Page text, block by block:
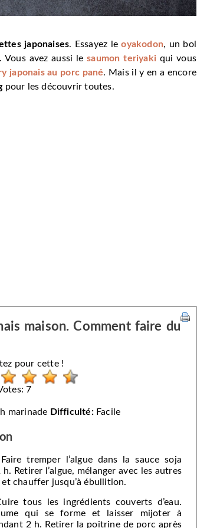
japonaises. Essayez leoyakodon, un bol
avez aussi lesaumon teriyakiqui vous
japonais au porc pané. Mais il y en a encore
pour les découvrir toutes.
maison. Comment faire du
pour cette !
7
marinade Difficulté:Facile
Faire tremper l’algue dans la sauce soja
Retirer l’algue, mélanger avec les autres
chauffer jusqu’à ébullition.
tous les ingrédients couverts d’eau.
qui se forme et laisser mijoter à
2 h. Retirer la poitrine de porc après